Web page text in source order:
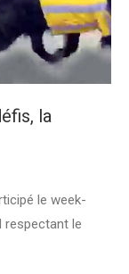
la
le week-
respectant le